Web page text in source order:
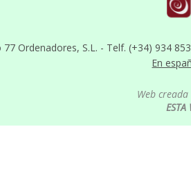
Ordenadores, S.L. - Telf. (+34) 934
En
Web
ESTA